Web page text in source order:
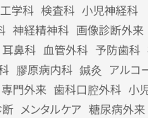
学科 検査科 小児神経科
神経精神科 画像診断外来
耳鼻科 血管外科 予防歯科
膠原病内科 鍼灸 アルコ
専門外来 歯科口腔外科 小
メンタルケア 糖尿病外来